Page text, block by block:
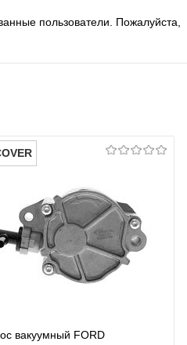
пользователи. Пожалуйста,
вакуумный FORD